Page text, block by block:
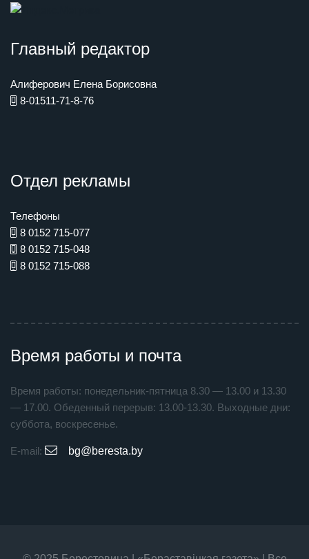
Главный редактор
Алиферович Елена Борисовна
8-01511-71-8-76
Отдел рекламы
Телефоны
8 0152 715-077
8 0152 715-048
8 0152 715-088
Время работы и почта
Время работы: понедельник-пятница 8.30 — 13.00 и 13.30
— 17.00. Обеденный перерыв: 13.00-13.30. Выходные дни:
суббота, воскресенье.
E-mail: bg@beresta.by